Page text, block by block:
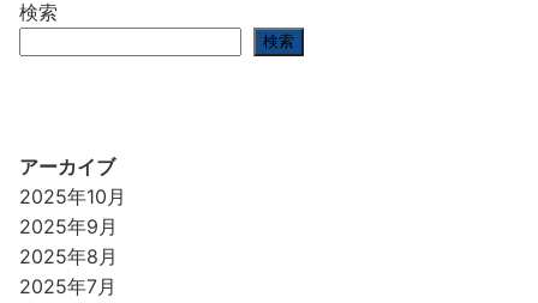
検索
検索
アーカイブ
2025年10月
2025年9月
2025年8月
2025年7月